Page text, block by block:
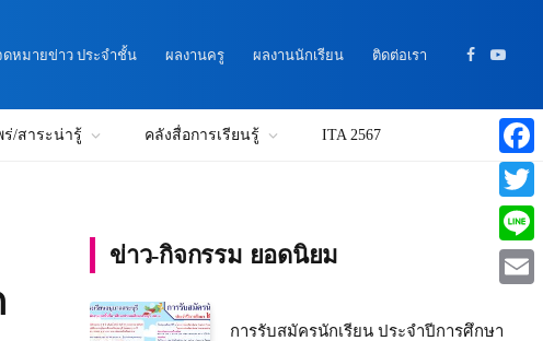
ดหมายข่าว ประจำชั้น ผลงานครู ผลงานนักเรียน ติดต่อเรา
Facebook
ร่/สาระน่ารู้ คลังสื่อการเรียนรู้ ITA 2567
ข่าว-กิจกรรม ยอดนิยม
การรับสมัครนักเรียน ประจำปีการศึกษา
Line